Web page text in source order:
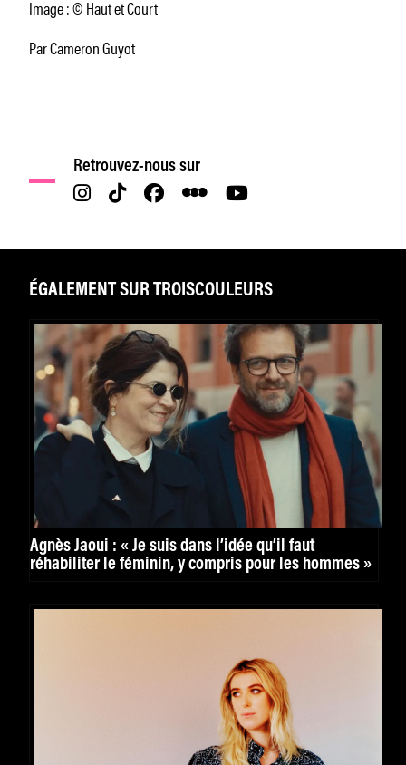
Image : © Haut et Court
Par Cameron Guyot
Retrouvez-nous sur
ÉGALEMENT SUR TROISCOULEURS
Agnès Jaoui : « Je suis dans l’idée qu’il faut
réhabiliter le féminin, y compris pour les hommes »